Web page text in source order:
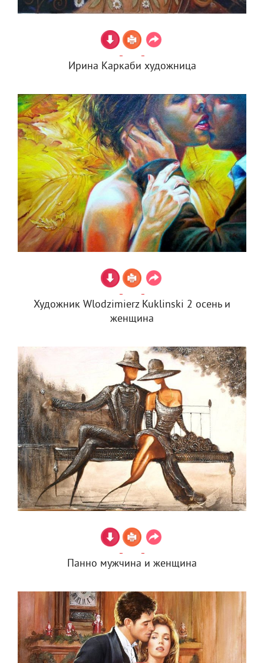
Ирина Каркаби художница
Художник Wlodzimierz Kuklinski 2 осень и
женщина
Панно мужчина и женщина